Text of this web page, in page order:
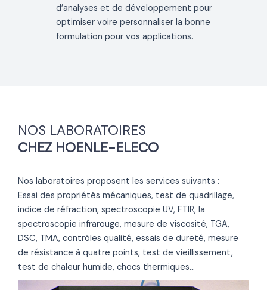
d’analyses et de développement pour
optimiser voire personnaliser la bonne
formulation pour vos applications.
NOS LABORATOIRES
CHEZ HOENLE-ELECO
Nos laboratoires proposent les services suivants :
Essai des propriétés mécaniques, test de quadrillage,
indice de réfraction, spectroscopie UV, FTIR, la
spectroscopie infrarouge, mesure de viscosité, TGA,
DSC, TMA, contrôles qualité, essais de dureté, mesure
de résistance à quatre points, test de vieillissement,
test de chaleur humide, chocs thermiques…